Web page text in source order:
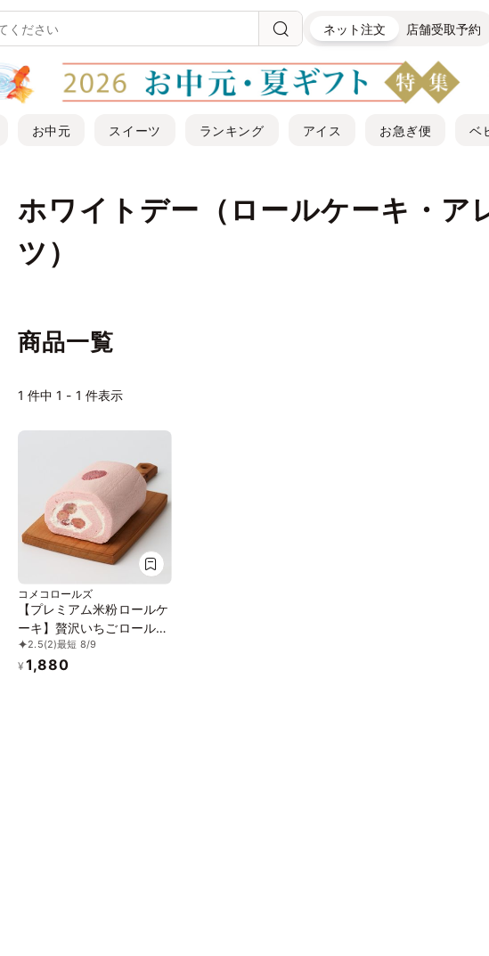
ネット注文 店舗受取予約
お中元 スイーツ ランキング アイス お急ぎ便 ベ
ホワイトデー（ロールケーキ・ア
ツ）
商品一覧
1 件中 1 - 1 件表示
コメコロールズ
【プレミアム米粉ロールケ
ーキ】贅沢いちごロール
グルテンフリー
2.5(2)最短 8/9
¥ 1,880